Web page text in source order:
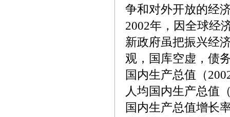
争和对外开放的经
2002年，因全球经
新政府虽把振兴经
观，国库空虚，债
国内生产总值（
人均国内生产总值
国内生产总值增长